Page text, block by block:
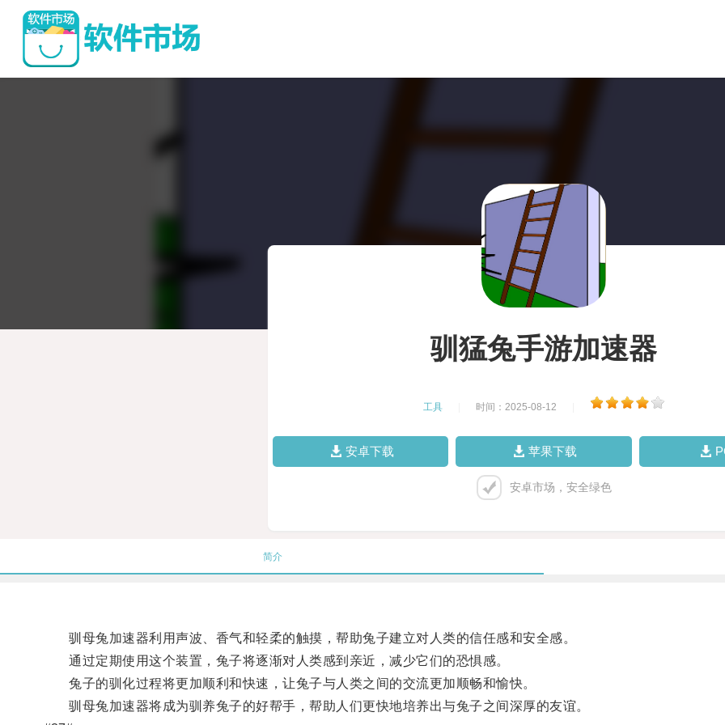
驯猛兔手游加速器
工具 时间：2025-08-12
安卓下载 苹果下载
安卓市场，安全绿色
简介
驯母兔加速器利用声波、香气和轻柔的触摸，帮助兔子建立对人类的信任感和安全感。
通过定期使用这个装置，兔子将逐渐对人类感到亲近，减少它们的恐惧感。
兔子的驯化过程将更加顺利和快速，让兔子与人类之间的交流更加顺畅和愉快。
驯母兔加速器将成为驯养兔子的好帮手，帮助人们更快地培养出与兔子之间深厚的友谊。